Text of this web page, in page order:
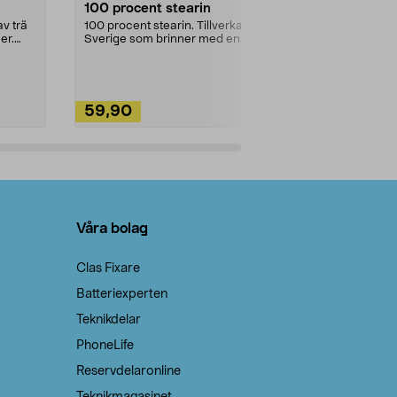
trä
100 procent stearin
100 procent stearin. Tillverkade i
Sverige som brinner med en
59,90
Våra bolag
Clas Fixare
Batteriexperten
Teknikdelar
PhoneLife
Reservdelaronline